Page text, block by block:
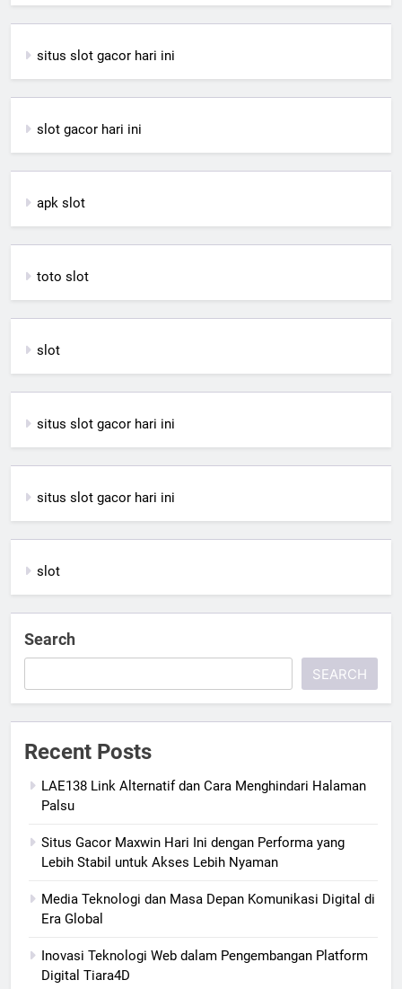
situs slot gacor hari ini
slot gacor hari ini
apk slot
toto slot
slot
situs slot gacor hari ini
situs slot gacor hari ini
slot
Search
SEARCH
Recent Posts
LAE138 Link Alternatif dan Cara Menghindari Halaman
Palsu
Situs Gacor Maxwin Hari Ini dengan Performa yang
Lebih Stabil untuk Akses Lebih Nyaman
Media Teknologi dan Masa Depan Komunikasi Digital di
Era Global
Inovasi Teknologi Web dalam Pengembangan Platform
Digital Tiara4D